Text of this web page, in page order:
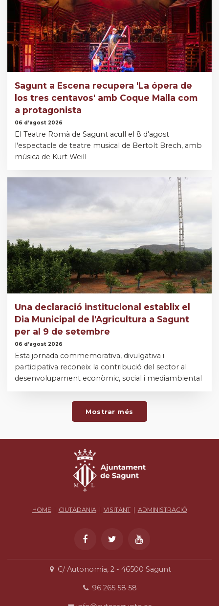
Sagunt a Escena recupera 'La ópera de
los tres centavos' amb Coque Malla com
a protagonista
06 d’agost 2026
El Teatre Romà de Sagunt acull el 8 d'agost
l'espectacle de teatre musical de Bertolt Brech, amb
música de Kurt Weill
Una declaració institucional establix el
Dia Municipal de l'Agricultura a Sagunt
per al 9 de setembre
06 d’agost 2026
Esta jornada commemorativa, divulgativa i
participativa reconeix la contribució del sector al
desenvolupament econòmic, social i mediambiental
Mostrar més
HOME| CIUTADANIA| VISITANT| ADMINISTRACIÓ
C/ Autonomia, 2 - 46500 Sagunt
96 265 58 58